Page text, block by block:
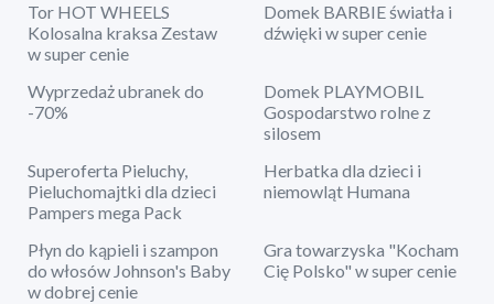
Tor HOT WHEELS
Kolosalna kraksa Zestaw
w super cenie
Domek BARBIE światła i
dźwięki w super cenie
Wyprzedaż ubranek do
-70%
Domek PLAYMOBIL
Gospodarstwo rolne z
silosem
Superoferta Pieluchy,
Pieluchomajtki dla dzieci
Pampers mega Pack
Herbatka dla dzieci i
niemowląt Humana
Płyn do kąpieli i szampon
do włosów Johnson's Baby
w dobrej cenie
Gra towarzyska "Kocham
Cię Polsko" w super cenie